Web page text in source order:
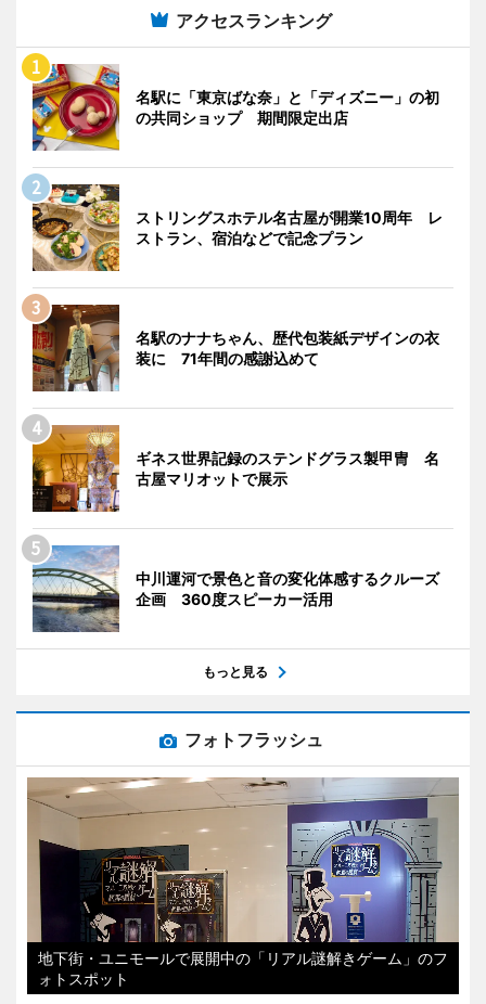
アクセスランキング
名駅に「東京ばな奈」と「ディズニー」の初
の共同ショップ 期間限定出店
ストリングスホテル名古屋が開業10周年 レ
ストラン、宿泊などで記念プラン
名駅のナナちゃん、歴代包装紙デザインの衣
装に 71年間の感謝込めて
ギネス世界記録のステンドグラス製甲冑 名
古屋マリオットで展示
中川運河で景色と音の変化体感するクルーズ
企画 360度スピーカー活用
もっと見る
フォトフラッシュ
地下街・ユニモールで展開中の「リアル謎解きゲーム」のフ
ォトスポット